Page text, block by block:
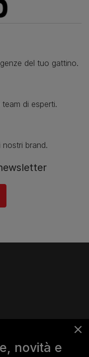
del tuo gattino.
di esperti.
brand.
novità e